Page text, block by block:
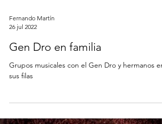
Fernando Martín
26 jul 2022
Gen Dro en familia
Grupos musicales con el Gen Dro y hermanos en
sus filas